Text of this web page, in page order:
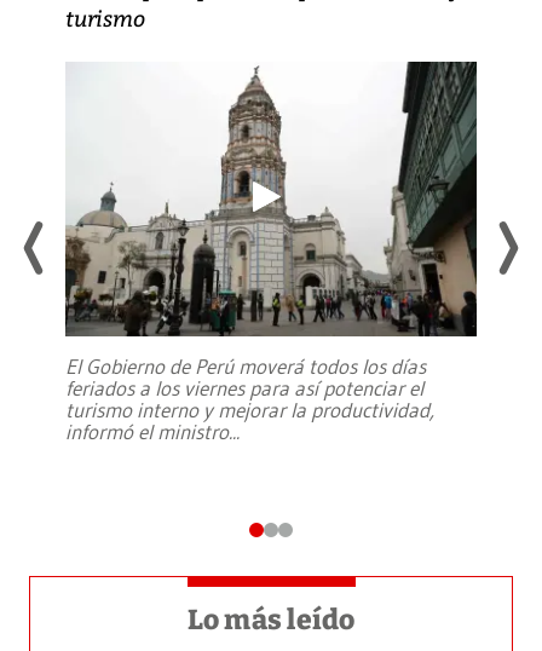
turismo
El Gobierno de Perú moverá todos los días
feriados a los viernes para así potenciar el
turismo interno y mejorar la productividad,
informó el ministro...
Lo más leído